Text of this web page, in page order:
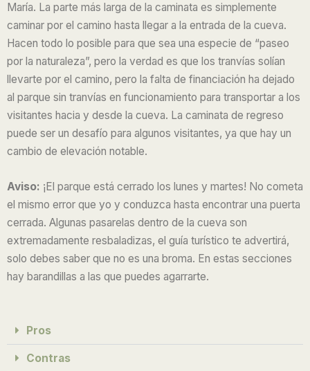
María. La parte más larga de la caminata es simplemente
caminar por el camino hasta llegar a la entrada de la cueva.
Hacen todo lo posible para que sea una especie de “paseo
por la naturaleza”, pero la verdad es que los tranvías solían
llevarte por el camino, pero la falta de financiación ha dejado
al parque sin tranvías en funcionamiento para transportar a los
visitantes hacia y desde la cueva. La caminata de regreso
puede ser un desafío para algunos visitantes, ya que hay un
cambio de elevación notable.
Aviso: ¡El parque está cerrado los lunes y martes! No cometa
el mismo error que yo y conduzca hasta encontrar una puerta
cerrada. Algunas pasarelas dentro de la cueva son
extremadamente resbaladizas, el guía turístico te advertirá,
solo debes saber que no es una broma. En estas secciones
hay barandillas a las que puedes agarrarte.
Pros
Contras